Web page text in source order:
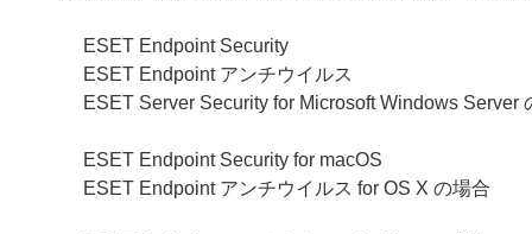
ESET Endpoint Security
ESET Endpoint アンチウイルス
ESET Server Security for Microsoft Windows Server
ESET Endpoint Security for macOS
ESET Endpoint アンチウイルス for OS X の場合